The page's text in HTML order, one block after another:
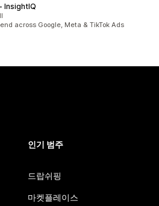
InsightIQ
across Google, Meta & TikTok Ads
인기 범주
드랍쉬핑
마켓플레이스